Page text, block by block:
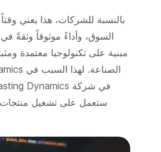
بالنسبة للشركات، هذا يعني
السوق، وأداءً موثوقاً وثقةً في
مبنية على تكنولوجيا معتمدة
ستعمل على تشغيل منتجات